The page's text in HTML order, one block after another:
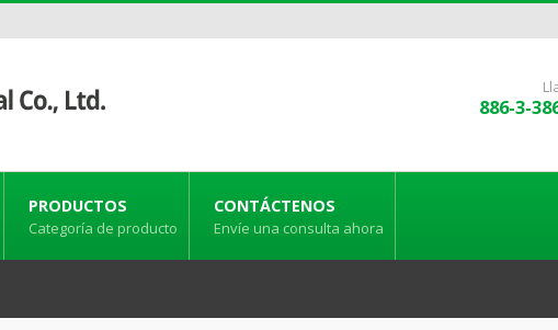
886-3-
PRODUCTOS
Categoría de producto
CONTÁCTENOS
Envíe una consulta ahora